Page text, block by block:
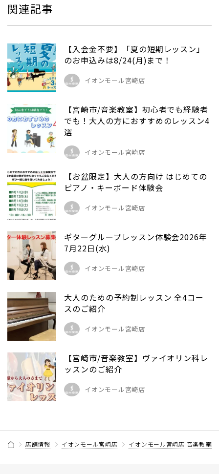
関連記事
【入会金不要】「夏の短期レッスン」
のお申込みは8/24(月)まで！
イオンモール宮崎店
【宮崎市/音楽教室】初心者でも経験者
でも！大人の方におすすめのレッスン4
選
イオンモール宮崎店
【お盆限定】大人の方向け はじめての
ピアノ・キーボード体験会
イオンモール宮崎店
ギターグループレッスン体験会2026年
7月22日(水)
イオンモール宮崎店
大人のための予約制レッスン 全4コー
スのご紹介
イオンモール宮崎店
【宮崎市/音楽教室】ヴァイオリン科レ
ッスンのご紹介
イオンモール宮崎店
店舗情報 イオンモール宮崎店 イオンモール宮崎店 音楽教室